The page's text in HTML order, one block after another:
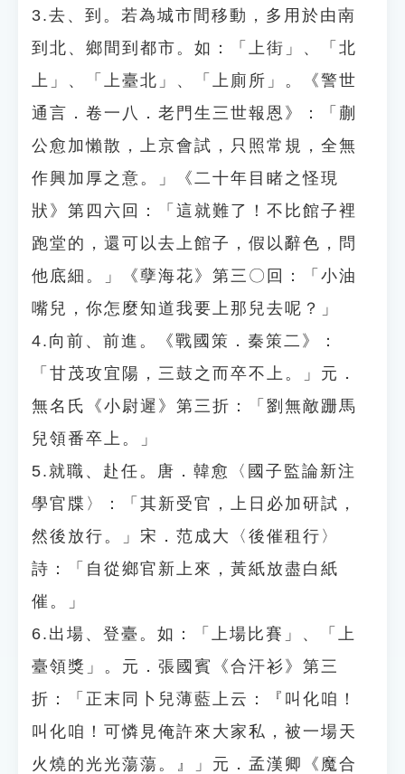
3.去、到。若為城市間移動，多用於由南
到北、鄉間到都市。如：「上街」、「北
上」、「上臺北」、「上廁所」。《警世
通言．卷一八．老門生三世報恩》：「蒯
公愈加懶散，上京會試，只照常規，全無
作興加厚之意。」《二十年目睹之怪現
狀》第四六回：「這就難了！不比館子裡
跑堂的，還可以去上館子，假以辭色，問
他底細。」《孽海花》第三〇回：「小油
嘴兒，你怎麼知道我要上那兒去呢？」
4.向前、前進。《戰國策．秦策二》：
「甘茂攻宜陽，三鼓之而卒不上。」元．
無名氏《小尉遲》第三折：「劉無敵跚馬
兒領番卒上。」
5.就職、赴任。唐．韓愈〈國子監論新注
學官牒〉：「其新受官，上日必加研試，
然後放行。」宋．范成大〈後催租行〉
詩：「自從鄉官新上來，黃紙放盡白紙
催。」
6.出場、登臺。如：「上場比賽」、「上
臺領獎」。元．張國賓《合汗衫》第三
折：「正末同卜兒薄藍上云：『叫化咱！
叫化咱！可憐見俺許來大家私，被一場天
火燒的光光蕩蕩。』」元．孟漢卿《魔合